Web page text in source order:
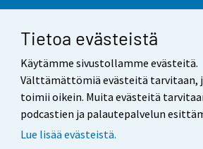
Tietoa evästeistä
Käytämme sivustollamme evästeitä.
Välttämättömiä evästeitä tarvitaan,
toimii oikein. Muita evästeitä
podcastien ja palautepalvelun
Lue lisää evästeistä.
Yhteystiedot
Palaute
Käyttöehdot